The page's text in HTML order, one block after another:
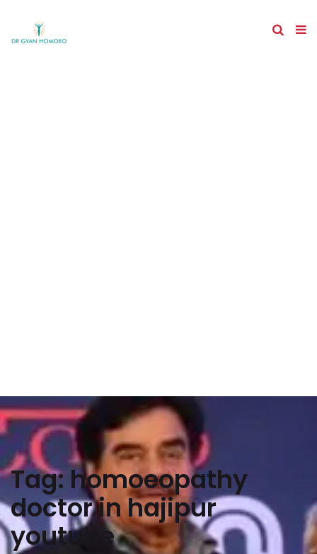
Tag: homoeopathy
doctor in hajipur
youtube